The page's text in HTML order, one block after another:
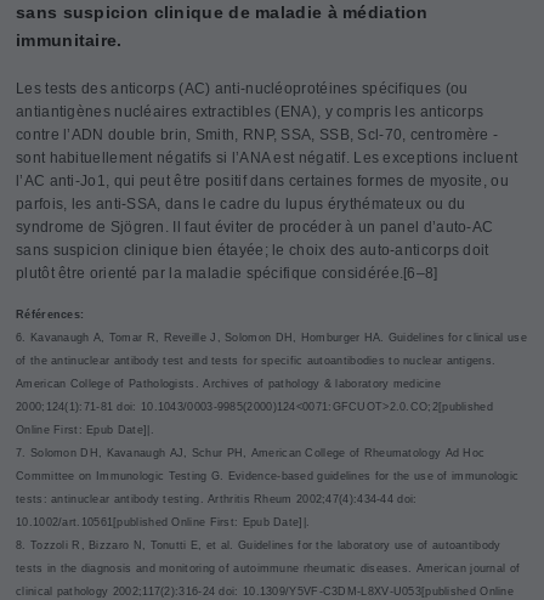
sans suspicion clinique de maladie à médiation
immunitaire.
Les tests des anticorps (AC) anti-nucléoprotéines spécifiques (ou
antiantigènes nucléaires extractibles (ENA), y compris les anticorps
contre l’ADN double brin, Smith, RNP, SSA, SSB, Scl-70, centromère -
sont habituellement négatifs si l’ANA est négatif. Les exceptions incluent
l’AC anti-Jo1, qui peut être positif dans certaines formes de myosite, ou
parfois, les anti-SSA, dans le cadre du lupus érythémateux ou du
syndrome de Sjögren. Il faut éviter de procéder à un panel d’auto-AC
sans suspicion clinique bien étayée; le choix des auto-anticorps doit
plutôt être orienté par la maladie spécifique considérée.[6–8]
Références:
6. Kavanaugh A, Tomar R, Reveille J, Solomon DH, Homburger HA. Guidelines for clinical use
of the antinuclear antibody test and tests for specific autoantibodies to nuclear antigens.
American College of Pathologists. Archives of pathology & laboratory medicine
2000;124(1):71-81 doi: 10.1043/0003-9985(2000)124<0071:GFCUOT>2.0.CO;2[published
Online First: Epub Date]|.
7. Solomon DH, Kavanaugh AJ, Schur PH, American College of Rheumatology Ad Hoc
Committee on Immunologic Testing G. Evidence-based guidelines for the use of immunologic
tests: antinuclear antibody testing. Arthritis Rheum 2002;47(4):434-44 doi:
10.1002/art.10561[published Online First: Epub Date]|.
8. Tozzoli R, Bizzaro N, Tonutti E, et al. Guidelines for the laboratory use of autoantibody
tests in the diagnosis and monitoring of autoimmune rheumatic diseases. American journal of
clinical pathology 2002;117(2):316-24 doi: 10.1309/Y5VF-C3DM-L8XV-U053[published Online